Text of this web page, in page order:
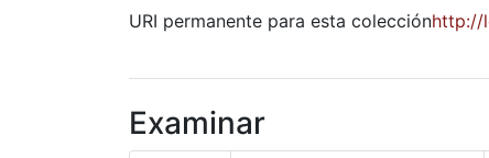
URI permanente para esta colecciónhttp://
Examinar